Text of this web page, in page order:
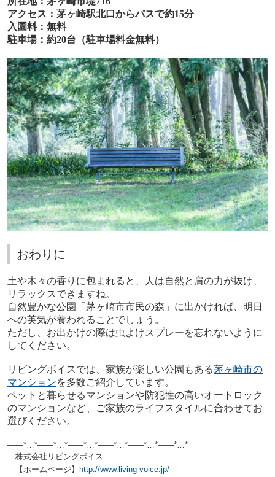
アクセス：茅ヶ崎駅北口からバスで約15分
入園料：無料
駐車場：約20台（駐車場料金無料）
おわりに
土や木々の香りに包まれると、人は自然と肩の力が抜け、
リラックスできますね。
自然豊かな公園「茅ヶ崎市市民の森」に出かければ、明日
への英気が養われることでしょう。
ただし、お出かけの際は虫よけスプレーを忘れないように
してください。
リビングボイスでは、家族が楽しい公園もある茅ヶ崎市の
マンションを多数ご紹介しています。
ペットと暮らせるマンションや防犯性の高いオートロック
のマンションなど、ご家族のライフスタイルに合わせてお
選びください。
——*…*——*…*——*…*——*…*——*…*——*…*
株式会社リビングボイス
【ホームページ】
http://www.living-voice.jp/